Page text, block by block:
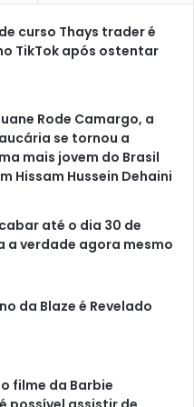
Canva Pro)
maio em vasos
com perfurações
sistema radicular
curso Thays trader é
TikTok após ostentar
Rode Camargo, a
se tornou a
mais jovem do Brasil
Hissam Hussein Dehaini
até o dia 30 de
a verdade agora mesmo
da Blaze é Revelado
filme da Barbie